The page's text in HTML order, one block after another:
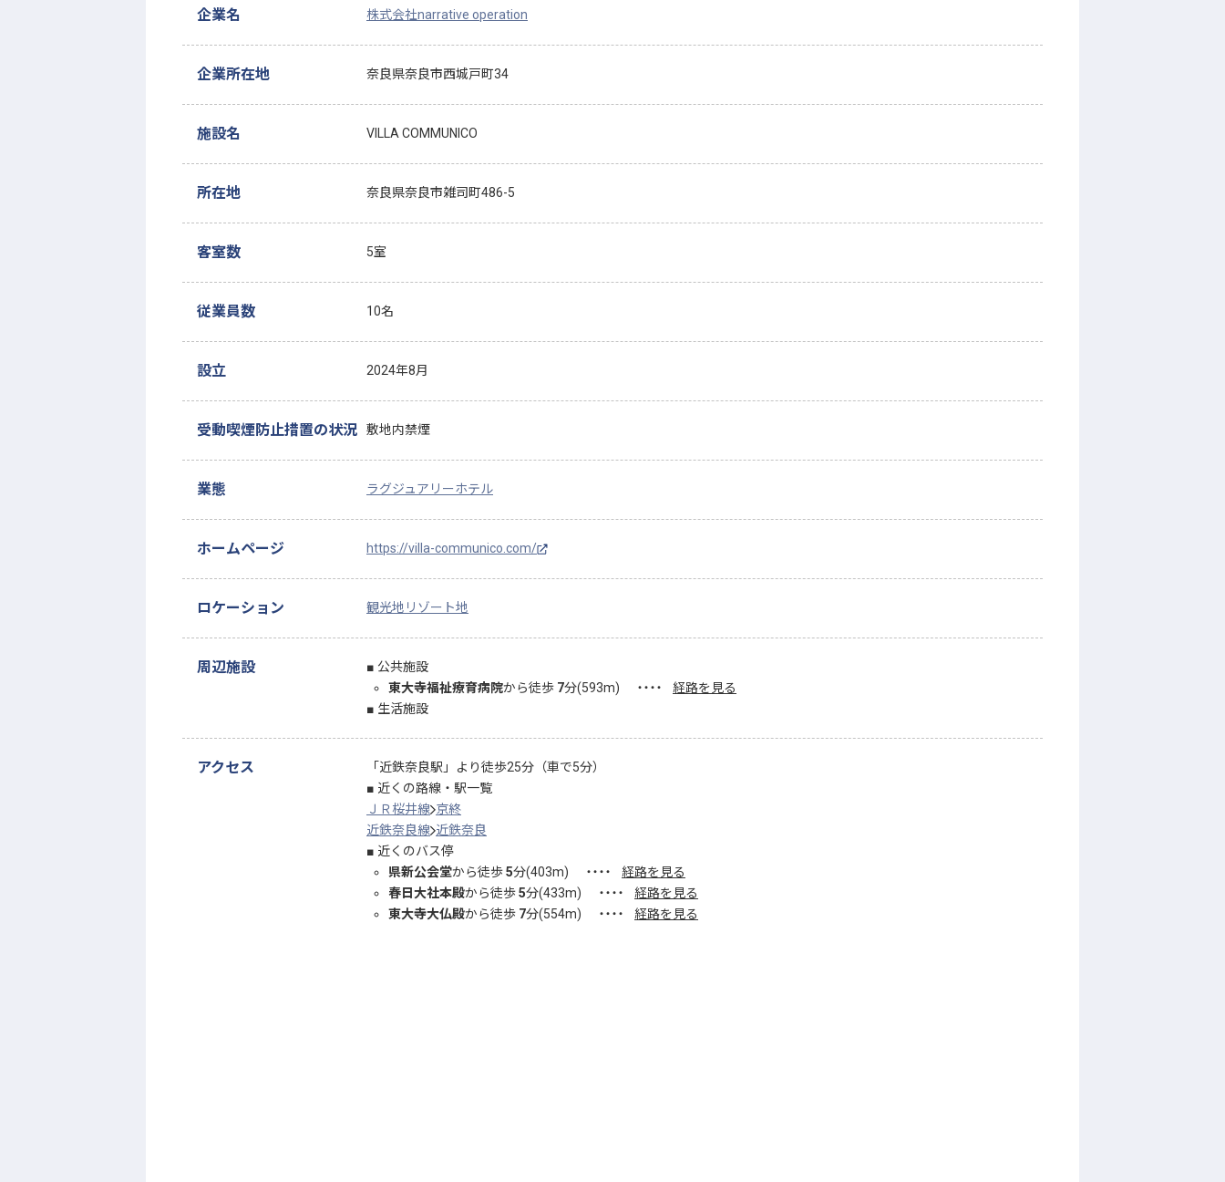
企業名 株式会社narrative operation
企業所在地 奈良県奈良市西城戸町34
施設名 VILLA COMMUNICO
所在地 奈良県奈良市雑司町486-5
客室数 5室
従業員数 10名
設立 2024年8月
受動喫煙防止措置の状況 敷地内禁煙
業態 ラグジュアリーホテル
ホームページ https://villa-communico.com/
ロケーション 観光地 リゾート地
周辺施設
公共施設
東大寺福祉療育病院から徒歩 7分(593m) ・・・・
経路を見る
生活施設
アクセス
「近鉄奈良駅」より徒歩25分（車で5分）
近くの路線・駅一覧
ＪＲ桜井線 京終
近鉄奈良線 近鉄奈良
近くのバス停
県新公会堂から徒歩5分(403m) ・・・・
経路を見る
春日大社本殿から徒歩5分(433m) ・・・・
経路を見る
東大寺大仏殿から徒歩 7分(554m) ・・・・ 経路を見る